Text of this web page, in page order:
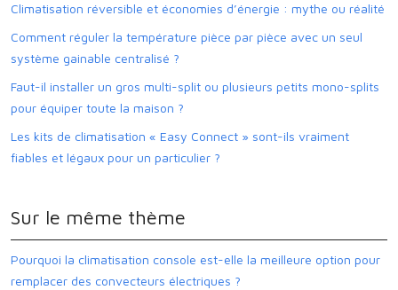
Climatisation réversible et économies d’énergie : mythe ou réalité
Comment réguler la température pièce par pièce avec un seul
système gainable centralisé ?
Faut-il installer un gros multi-split ou plusieurs petits mono-splits
pour équiper toute la maison ?
Les kits de climatisation « Easy Connect » sont-ils vraiment
fiables et légaux pour un particulier ?
Sur le même thème
Pourquoi la climatisation console est-elle la meilleure option pour
remplacer des convecteurs électriques ?